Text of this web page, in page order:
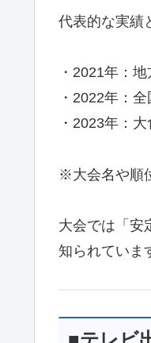
代表的な実績
・2021年：
・2022年：
・2023年：
※大会名や順
大会では「安
知られていま